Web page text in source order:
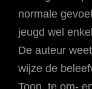
normale
jeugd wel
De auteur
wijze de